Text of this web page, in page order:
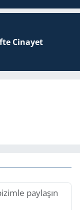
Ci­na­yet